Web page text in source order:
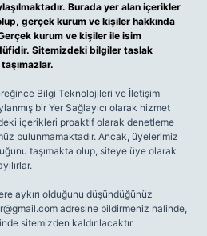
Burada yer alan içerikler
gerçek kurum ve kişiler hakkında
kurum ve kişiler ile isim
Sitemizdeki bilgiler taslak
Bilgi Teknolojileri ve İletişim
bir Yer Sağlayıcı olarak hizmet
içerikleri proaktif olarak denetleme
bulunmamaktadır. Ancak, üyelerimiz
taşımakta olup, siteye üye olarak
aykırı olduğunu düşündüğünüz
adresine bildirmeniz halinde,
sitemizden kaldırılacaktır.